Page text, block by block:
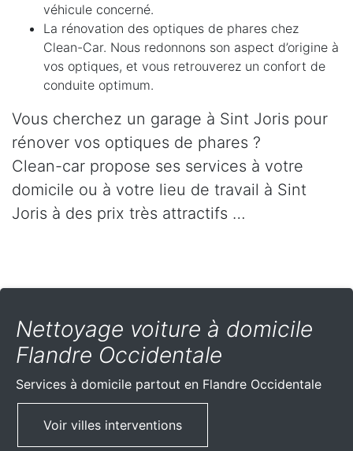
véhicule concerné.
La rénovation des optiques de phares chez
Clean-Car. Nous redonnons son aspect d’origine à
vos optiques, et vous retrouverez un confort de
conduite optimum.
Vous cherchez un garage à Sint Joris pour
rénover vos optiques de phares ?
Clean-car propose ses services à votre
domicile ou à votre lieu de travail à Sint
Joris à des prix très attractifs …
Nettoyage voiture à domicile
Flandre Occidentale
Services à domicile partout en Flandre Occidentale
Voir villes interventions